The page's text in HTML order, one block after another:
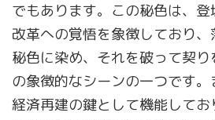
でもあります。この秘色は、
改革への覚悟を象徴しており
秘色に染め、それを破って契
の象徴的なシーンの一つです
経済再建の鍵として機能して